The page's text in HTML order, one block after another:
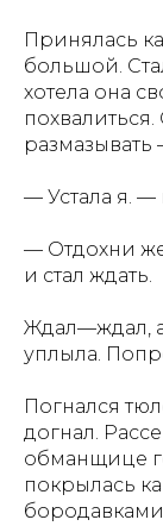
Принялась
большой.
хотела она
размазывать
— Устала я. —
— Отдохни
и стал ждать.
Ждал—ждал,
уплыла.
Погнался
догнал.
обманщице
покрылась